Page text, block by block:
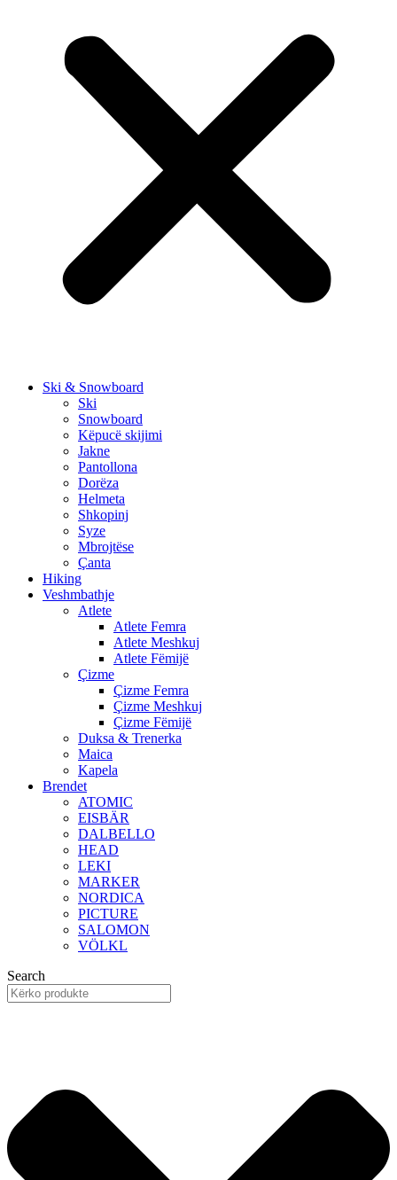
Ski & Snowboard
Ski
Snowboard
Këpucë skijimi
Jakne
Pantollona
Dorëza
Helmeta
Shkopinj
Syze
Mbrojtëse
Çanta
Hiking
Veshmbathje
Atlete
Atlete Femra
Atlete Meshkuj
Atlete Fëmijë
Çizme
Çizme Femra
Çizme Meshkuj
Çizme Fëmijë
Duksa & Trenerka
Maica
Kapela
Brendet
ATOMIC
EISBÄR
DALBELLO
HEAD
LEKI
MARKER
NORDICA
PICTURE
SALOMON
VÖLKL
Search